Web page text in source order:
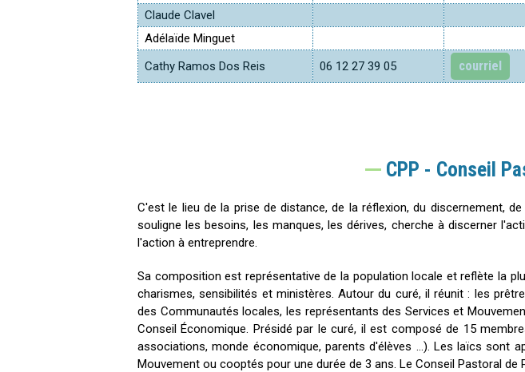
Claude Clavel
Adélaïde Minguet
Cathy Ramos Dos Reis
06 12 27 39 05 courriel
CPP - Conseil
C'est le lieu de la prise de distance, de la réflexion, du discernement,
souligne les besoins, les manques, les dérives, cherche à discerner
l'action à entreprendre.
Sa composition est représentative de la population locale et reflète la
charismes, sensibilités et ministères. Autour du curé, il réunit : les
des Communautés locales, les représentants des Services et
Conseil Économique. Présidé par le curé, il est composé de 15
associations, monde économique, parents d'élèves ...). Les laïcs sont
Mouvement ou cooptés pour une durée de 3 ans. Le Conseil Pastoral